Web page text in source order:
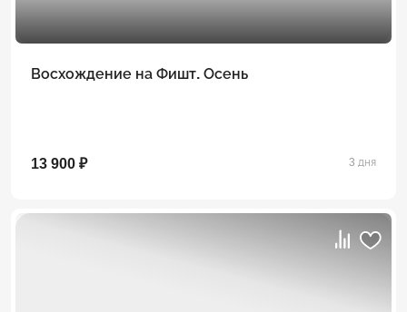
Восхождение на Фишт. Осень
13 900 ₽ 3 дня